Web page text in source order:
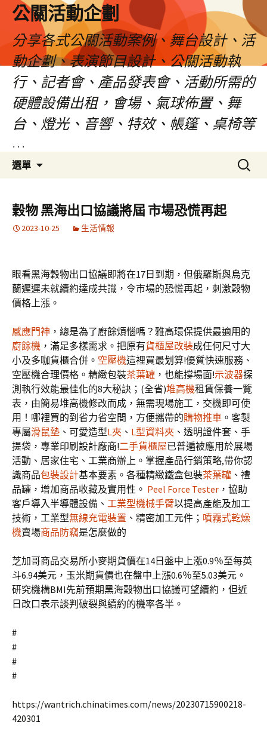
公關活動企劃
分享各式公關活動案例、舞台設計、活
動企劃、表演節目設計、公關活動執
行、記者會、產品發表會、活動所需的
硬體設備出租，會場、氣球佈置、舞
台、燈光、音響、特效、帳篷、桌椅等
…
選單
要
內
容
搜
尋
穀物 黑海出口協議將屆 市場恐慌再起
2023-10-25 生活情報
眼看黑海穀物出口協議即將在17日到期，但俄羅斯與烏克
蘭遲遲未就續約達成共識，令市場的恐慌再起，刺激穀物
價格上漲。
感應門神 ，總是為了廚餘煩惱嗎？雅高環保提供最適用的
廚餘機 ，滿足多樣需求。把原有貨櫃屋改裝成任何尺寸大
小及多咖貨櫃合併。 空壓機這裡買最划算!優質快速服務、
空壓機合理價格。精緻包裝茶葉罐 ，也能撐場面!示波器探
測執行效能最佳化的8大秘訣；(全省)堆高機租賃保養一覽
表，由簡易堆高機修改而成，無需現場施工，交機即可使
用！哪裡買的到省力省空間，方便攜帶的購物推車 。客製
專屬滑鼠墊 、可愛造型L夾 、 L型資料夾 、透明證件套、手
提袋，專業印刷設計廠商!二手貨櫃屋已普遍被應用於展場
活動、居家住宅、工業商辦上。掌握產品行銷策略,帶你認
識商品包裝設計基本要素。各種精緻鐵盒包裝茶葉罐 、禮
品罐，增加商品收藏及實用性。 Peel Force Tester ，協助
客戶導入半導體設備、 工業型機械手臂以提高產能及加工
技術，工業型無線充電裝置 、精密加工元件； 噴霧式乾燥
機賣場商品防竊是怎麼做的
芝加哥商品交易所小麥期貨價在14日盤中上漲0.9％至每英
斗6.94美元，玉米期貨價也在盤中上漲0.6％至5.03美元。
研究機構BMI先前預期黑海穀物出口協議可望續約，但近
日改口表示談判破裂與續約的機率各半。
#
#
#
#
https://wantrich.chinatimes.com/news/20230715900218-
420301